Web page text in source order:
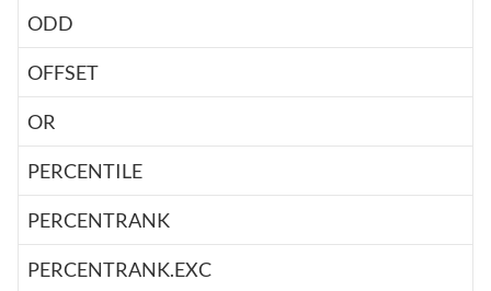
ODD
OFFSET
OR
PERCENTILE
PERCENTRANK
PERCENTRANK.EXC